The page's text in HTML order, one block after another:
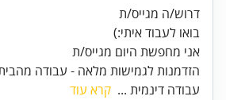
דרוש/ה מגייס/ת
בואו לעבוד איתי:)
אני מחפשת היום מגייס/ת
הזדמנות לגמישות מלאה - עבודה
עבודה דינמית ... קרא עוד